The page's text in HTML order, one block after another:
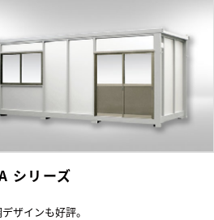
シリーズ
ザインも好評。